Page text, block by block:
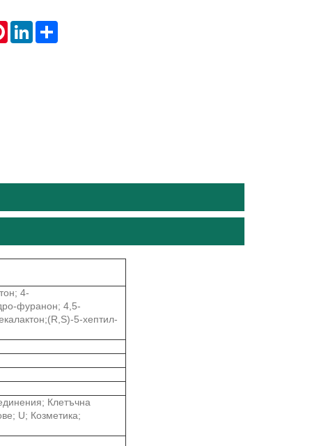
PinterestLinkedInShare
4-
фуранон; 4,5-
5-хептил-
Клетъчна
U; Козметика;